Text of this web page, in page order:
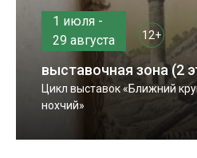
1 июля -
29 августа
12+
выставочная зона (2
Цикл выставок «Ближний
нохчий»